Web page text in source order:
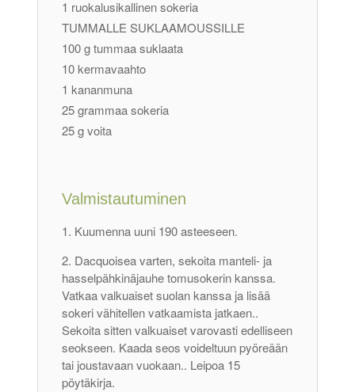
1 ruokalusikallinen sokeria
TUMMALLE SUKLAAMOUSSILLE
100 g tummaa suklaata
10 kermavaahto
1 kananmuna
25 grammaa sokeria
25 g voita
Valmistautuminen
Kuumenna uuni 190 asteeseen.
Dacquoisea varten, sekoita manteli- ja
hasselpähkinäjauhe tomusokerin kanssa.
Vatkaa valkuaiset suolan kanssa ja lisää
sokeri vähitellen vatkaamista jatkaen..
Sekoita sitten valkuaiset varovasti edelliseen
seokseen. Kaada seos voideltuun pyöreään
tai joustavaan vuokaan.. Leipoa 15
pöytäkirja.